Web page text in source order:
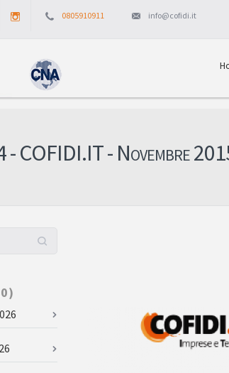
0805910911 info@cofidi.it
COFIDI.IT - Novembre